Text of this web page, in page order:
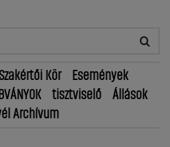
Szakértői Kör
Események
tisztviselő
Állások
Archívum